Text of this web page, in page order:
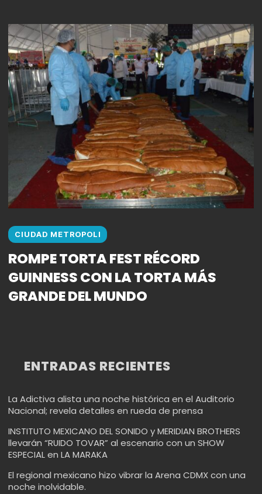
CIUDAD METROPOLI
ROMPE TORTA FEST RÉCORD
GUINNESS CON LA TORTA MÁS
GRANDE DEL MUNDO
ENTRADAS RECIENTES
La Adictiva alista una noche histórica en el Auditorio
Nacional; revela detalles en rueda de prensa
INSTITUTO MEXICANO DEL SONIDO y MERIDIAN BROTHERS
llevarán “RUIDO TOVAR” al escenario con un SHOW
ESPECIAL en LA MARAKA
El regional mexicano hizo vibrar la Arena CDMX con una
noche inolvidable.